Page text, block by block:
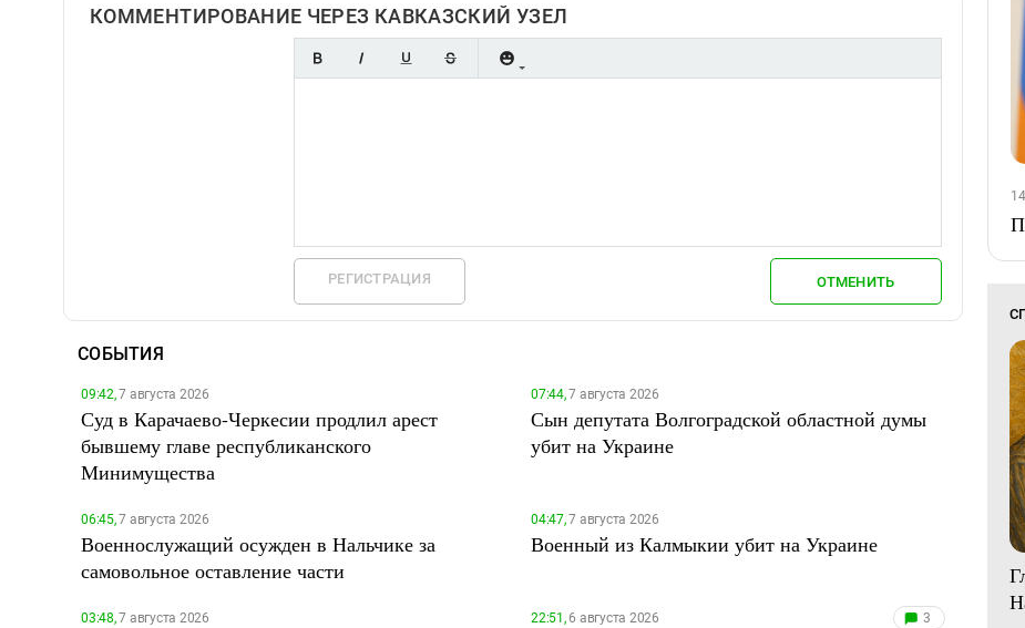
КОММЕНТИРОВАНИЕ ЧЕРЕЗ КАВКАЗСКИЙ УЗЕЛ
РЕГИСТРАЦИЯ ОТМЕНИТЬ
СОБЫТИЯ
09:42,7 августа 2026
Суд в Карачаево-Черкесии продлил арест
бывшему главе республиканского
Минимущества
07:44,7 августа 2026
Сын депутата Волгоградской областной думы
убит на Украине
06:45,7 августа 2026
Военнослужащий осужден в Нальчике за
самовольное оставление части
04:47,7 августа 2026
Военный из Калмыкии убит на Украине
03:48,7 августа 2026 22:51,6 августа 2026 3